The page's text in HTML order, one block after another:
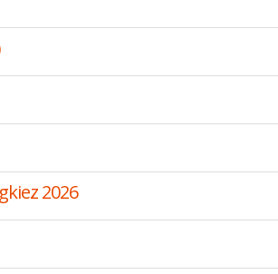
2026